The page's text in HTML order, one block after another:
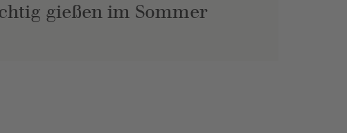
gießen im Sommer